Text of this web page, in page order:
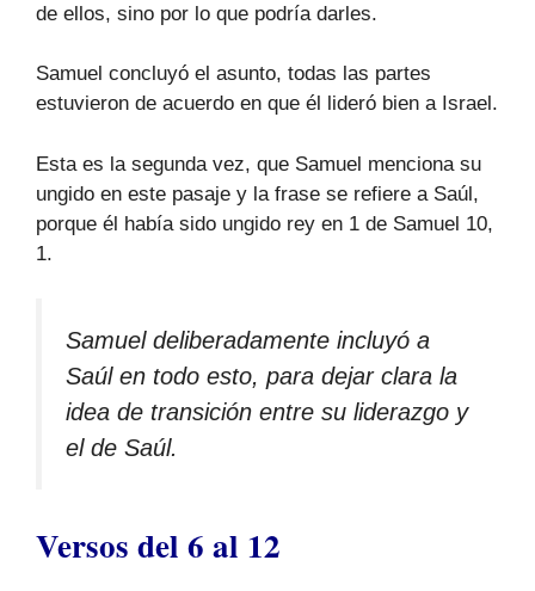
de ellos, sino por lo que podría darles.
Samuel concluyó el asunto, todas las partes
estuvieron de acuerdo en que él lideró bien a Israel.
Esta es la segunda vez, que Samuel menciona su
ungido en este pasaje y la frase se refiere a Saúl,
porque él había sido ungido rey en 1 de Samuel 10,
1.
Samuel deliberadamente incluyó a
Saúl en todo esto, para dejar clara la
idea de transición entre su liderazgo y
el de Saúl.
Versos del 6 al 12